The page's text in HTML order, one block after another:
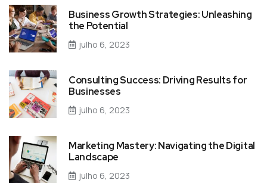
Business Growth Strategies: Unleashing
the Potential
julho 6, 2023
Consulting Success: Driving Results for
Businesses
julho 6, 2023
Marketing Mastery: Navigating the Digital
Landscape
julho 6, 2023